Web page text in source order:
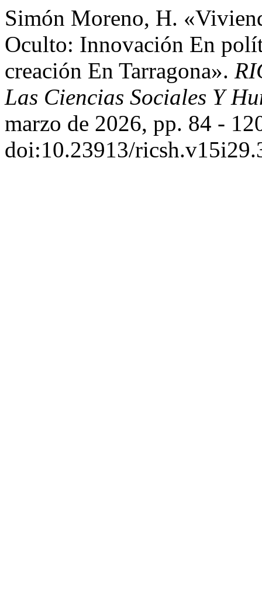
Simón Moreno, H.
Oculto: Innovación En
creación En Tarragona».
Las Ciencias Sociales Y
marzo de 2026, pp. 84 -
doi:10.23913/